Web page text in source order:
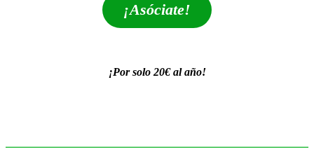
¡Asóciate!
¡Por solo 20€ al año!